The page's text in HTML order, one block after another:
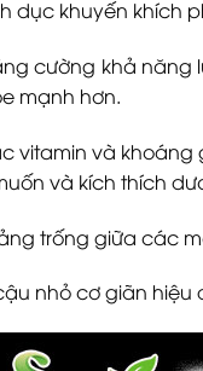
dục khuyến khích
cường khả năng
mạnh hơn.
vitamin và khoáng
và kích thích
trống giữa các
nhỏ cơ giãn hiệu